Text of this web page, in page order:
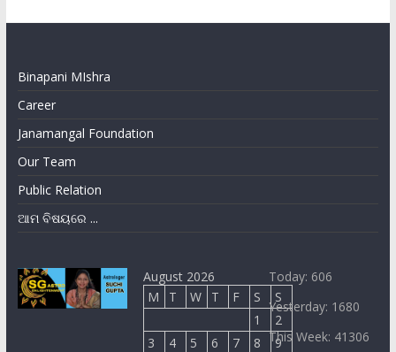
Binapani MIshra
Career
Janamangal Foundation
Our Team
Public Relation
ଆମ ବିଷୟରେ ...
August 2026
M
T W T F S
S
1
2
3
4 5 6 7 8
9
Today: 606
Yesterday: 1680
This Week: 41306